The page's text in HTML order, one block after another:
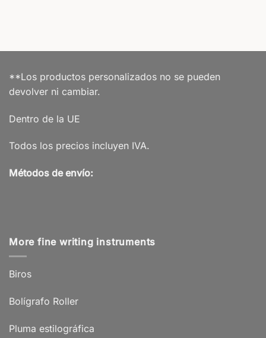
**Los productos personalizados no se pueden
devolver ni cambiar.
Dentro de la UE
Todos los precios incluyen IVA.
Métodos de envío:
More fine writing instruments
Biros
Bolígrafo Roller
Pluma estilográfica